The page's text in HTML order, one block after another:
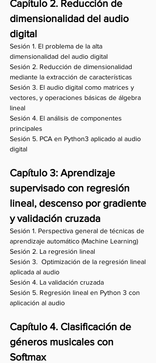
Capítulo 2. Reducción de
dimensionalidad del audio
digital
Sesión 1. El problema de la alta
dimensionalidad del audio digital
Sesión 2. Reducción de dimensionalidad
mediante la extracción de características
Sesión 3. El audio digital como matrices y
vectores, y operaciones básicas de álgebra
lineal
Sesión 4. El análisis de componentes
principales
Sesión 5. PCA en Python3 aplicado al audio
digital
Capítulo 3: Aprendizaje
supervisado con regresión
lineal, descenso por gradiente
y validación cruzada
Sesión 1. Perspectiva general de técnicas de
aprendizaje automático (Machine Learning)
Sesión 2. La regresión lineal
Sesión 3. Optimización de la regresión lineal
aplicada al audio
Sesión 4. La validación cruzada
Sesión 5. Regresión lineal en Python 3 con
aplicación al audio
Capítulo 4. Clasificación de
géneros musicales con
Softmax